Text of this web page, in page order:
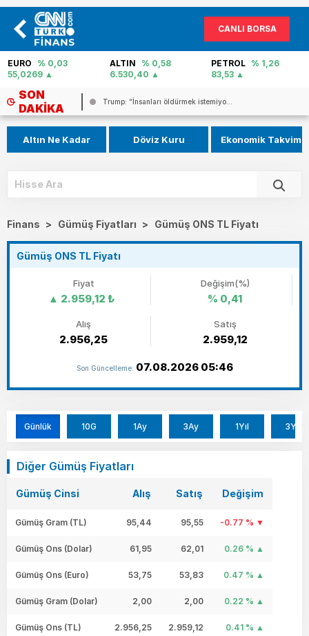
CANLI BORSA
EURO
% 0,03
55,0269
ALTIN
% 0,58
6.530,40
PETROL % 1,26
83,53
SON
DAKIKA
Trump: “İnsanları öldürmek istemiyo...
Altın Ne Kadar Döviz Kuru Ekonomik Takvim
Finans > Gümüş Fiyatları > Gümüş ONS TL Fiyatı
Gümüş ONS TL Fiyatı
Fiyat
2.959,12 ₺
Değişim(%)
% 0,41
Alış
2.956,25
Satış
2.959,12
Son Güncelleme: 07.08.2026 05:46
Günlük 10G 1Ay 3Ay 1Yıl 3Yıl
Diğer Gümüş Fiyatları
Gümüş Cinsi Alış Satış Değişim
Gümüş Gram (TL) 95,44 95,55 -0.77 %
Gümüş Ons (Dolar) 61,95 62,01 0.26 %
Gümüş Ons (Euro) 53,75 53,83 0.47 %
Gümüş Gram (Dolar) 2,00 2,00 0.22 %
Gümüş Ons (TL) 2.956,25 2.959,12 0.41 %